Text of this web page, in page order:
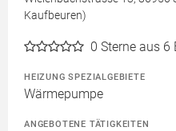
Kaufbeuren)
0 Sterne aus 6
HEIZUNG SPEZIALGEBIETE
Wärmepumpe
ANGEBOTENE TÄTIGKEITEN